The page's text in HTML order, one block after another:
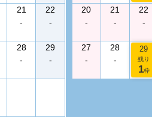
21
-
22
-
28
-
29
-
20
-
21
-
22
-
27
-
28
-
29
残り
1枠